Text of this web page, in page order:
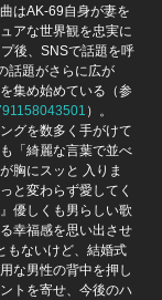
はAK-69自身が妻を
アな世界観を忠実に
後、SNSで話題を呼
話題がさらに広が
集め始めている（参
）。
グを数多く手がけて
「綺麗な言葉で並べ
胸にスッと 入りま
と変わらず愛してく
優しくも男らしい歌
幸福感を思い出させ
もないけど、結婚式
な男性の背中を押し
トを寄せ、今後のハ